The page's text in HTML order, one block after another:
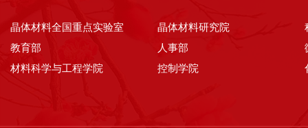
晶体材料全国重点实验室 晶体材料研究院
教育部
人事部
材料科学与工程学院
控制学院